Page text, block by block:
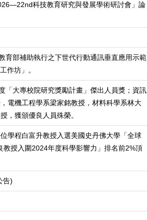
科技教育研究與發展學術研討會」論
育部補助執行之下世代行動通訊垂直應用示範
作坊」。
「大專校院研究獎勵計畫」傑出人員獎；資訊
電機工程學系梁家銘教授，材料科學系林大
，獲頒優良人員殊榮。
學程白富升教授入選美國史丹佛大學「全球
授入圍2024年度科學影響力」排名前2%頂
告)